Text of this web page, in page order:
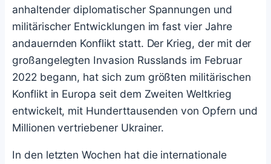
anhaltender diplomatischer Spannungen und
militärischer Entwicklungen im fast vier Jahre
andauernden Konflikt statt. Der Krieg, der mit der
großangelegten Invasion Russlands im Februar
2022 begann, hat sich zum größten militärischen
Konflikt in Europa seit dem Zweiten Weltkrieg
entwickelt, mit Hunderttausenden von Opfern und
Millionen vertriebener Ukrainer.
In den letzten Wochen hat die internationale